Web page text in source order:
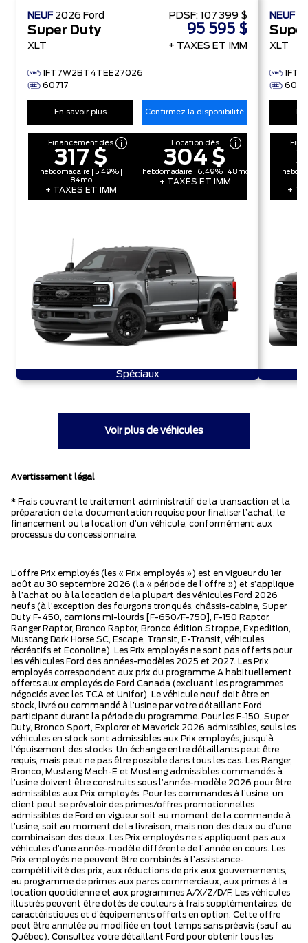
NEUF 2026 Ford
Super Duty
XLT
1FT7W2BT4TEE27026
60717
PDSF: 107 399 $
95 595 $
+ TAXES ET IMM
En savoir plus Confirmez la disponibilité
Financement dès
317 $
hebdomadaire | 5.49% |
84mo
+ TAXES ET IMM
Location dès
304 $
hebdomadaire | 6.49% | 48mo
+ TAXES ET IMM
Spéciaux
NEUF
XLT
+
Voir plus de véhicules
Avertissement légal
* Frais couvrant le traitement administratif de la transaction et la
préparation de la documentation requise pour finaliser l’achat, le
financement ou la location d’un véhicule, conformément aux
processus du concessionnaire.
L’offre Prix employés (les « Prix employés ») est en vigueur du 1er
août au 30 septembre 2026 (la « période de l’offre ») et s’applique
à l’achat ou à la location de la plupart des véhicules Ford 2026
neufs (à l’exception des fourgons tronqués, châssis-cabine, Super
Duty F-450, camions mi-lourds [F-650/F-750], F-150 Raptor,
Ranger Raptor, Bronco Raptor, Bronco édition Stroppe, Expedition,
Mustang Dark Horse SC, Escape, Transit, E-Transit, véhicules
récréatifs et Econoline). Les Prix employés ne sont pas offerts pour
les véhicules Ford des années-modèles 2025 et 2027. Les Prix
employés correspondent aux prix du programme A habituellement
offerts aux employés de Ford Canada (excluant les programmes
négociés avec les TCA et Unifor). Le véhicule neuf doit être en
stock, livré ou commandé à l’usine par votre détaillant Ford
participant durant la période du programme. Pour les F-150, Super
Duty, Bronco Sport, Explorer et Maverick 2026 admissibles, seuls les
véhicules en stock sont admissibles aux Prix employés, jusqu’à
l’épuisement des stocks. Un échange entre détaillants peut être
requis, mais peut ne pas être possible dans tous les cas. Les Ranger,
Bronco, Mustang Mach-E et Mustang admissibles commandés à
l’usine doivent être construits sous l’année-modèle 2026 pour être
admissibles aux Prix employés. Pour les commandes à l’usine, un
client peut se prévaloir des primes/offres promotionnelles
admissibles de Ford en vigueur soit au moment de la commande à
l’usine, soit au moment de la livraison, mais non des deux ou d’une
combinaison des deux. Les Prix employés ne s’appliquent pas aux
véhicules d’une année-modèle différente de l’année en cours. Les
Prix employés ne peuvent être combinés à l’assistance-
compétitivité des prix, aux réductions de prix aux gouvernements,
au programme de primes aux parcs commerciaux, aux primes à la
location quotidienne et aux programmes A/X/Z/D/F. Les véhicules
illustrés peuvent être dotés de couleurs à frais supplémentaires, de
caractéristiques et d’équipements offerts en option. Cette offre
peut être annulée ou modifiée en tout temps sans préavis (sauf au
Québec). Consultez votre détaillant Ford pour obtenir tous les